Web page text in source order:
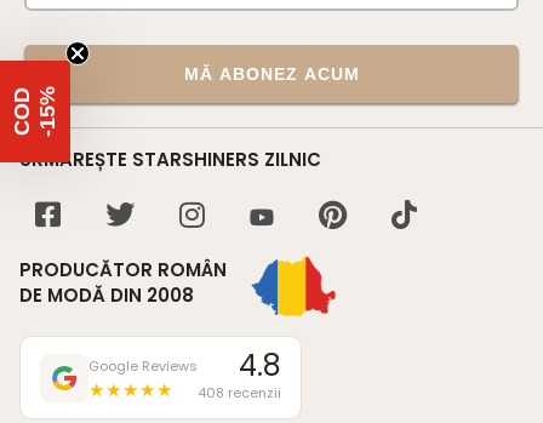
MĂ ABONEZ ACUM
URMĂREȘTE STARSHINERS ZILNIC
PRODUCĂTOR ROMÂN
DE MODĂ DIN 2008
Google Reviews
★★★★★
4.8
408 recenzii
C
O
D
-
1
5 %